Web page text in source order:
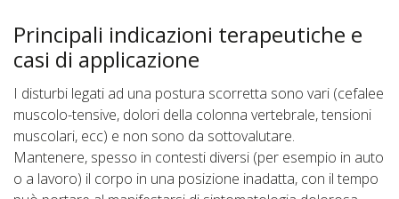
Principali indicazioni terapeutiche e
casi di applicazione
I disturbi legati ad una postura scorretta sono vari (cefalee
muscolo-tensive, dolori della colonna vertebrale, tensioni
muscolari, ecc) e non sono da sottovalutare.
Mantenere, spesso in contesti diversi (per esempio in auto
o a lavoro) il corpo in una posizione inadatta, con il tempo